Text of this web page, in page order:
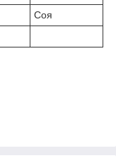
Соя